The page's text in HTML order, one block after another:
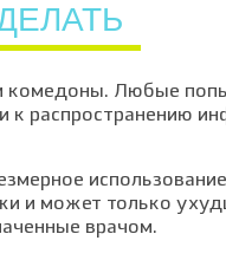
Любые
распространению
и может только
врачом.